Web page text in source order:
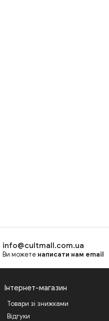
info@cultmall.com.ua
Ви можете написати нам email
Інтернет-магазин
Товари зі знижками
Відгуки